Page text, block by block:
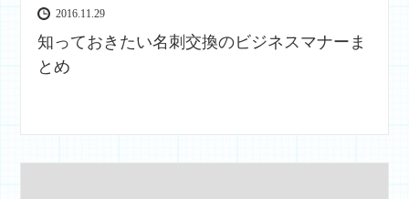
2016.11.29
知っておきたい名刺交換のビジネスマナーま
とめ